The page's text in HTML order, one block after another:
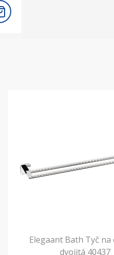
Elegaant Bath Tyč na
dvojitá 40437